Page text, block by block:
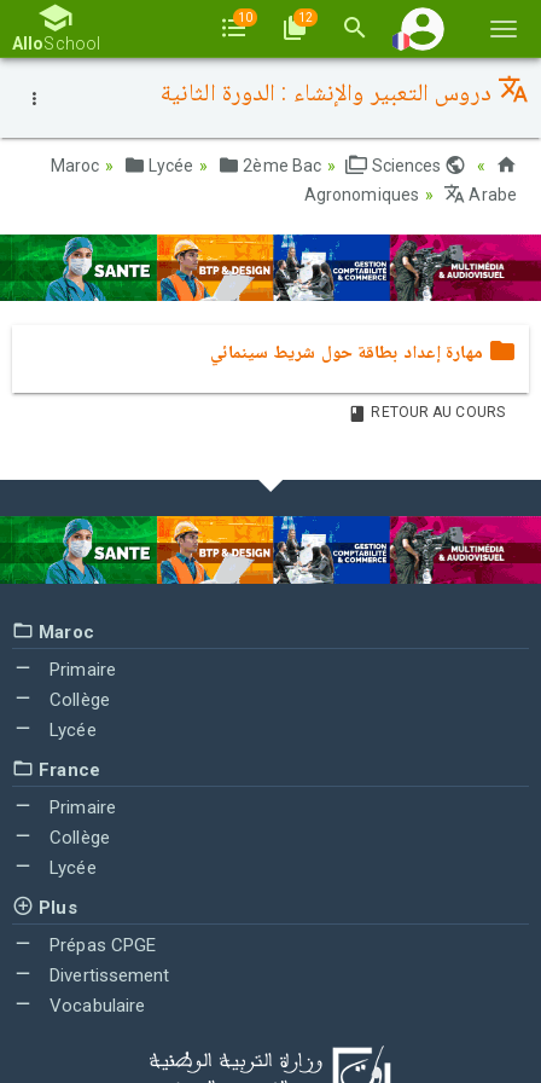
la
AlloSchool
10 12
دروس التعبير والإنشاء : الدورة الثانية
Lycée 2ème Bac
Sciences
Agronomiques
Arabe
مهارة إعداد بطاقة حول شريط سينمائي
RETOUR AU COURS
Maroc
Primaire
Collège
Lycée
France
Primaire
Collège
Lycée
Plus
Prépas CPGE
Divertissement
Vocabulaire